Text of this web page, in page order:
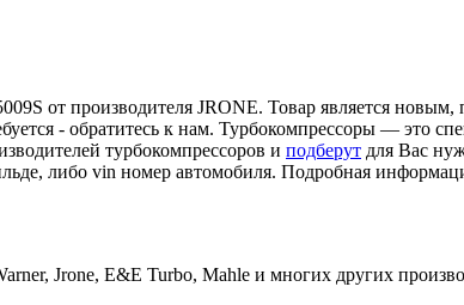
от производителя JRONE. Товар является
- обратитесь к нам. Турбокомпрессоры — это
турбокомпрессоров и подберут для Вас
либо vin номер автомобиля. Подробная
Jrone, E&E Turbo, Mahle и многих других